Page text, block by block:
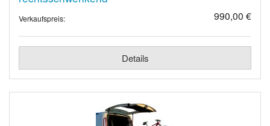
Verkaufspreis: 990,00 €
Details